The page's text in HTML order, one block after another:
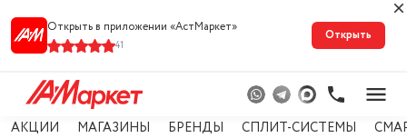
Открыть в приложении «АстМарке‪т‬»
41
Открыть
АКЦИИ МАГАЗИНЫ БРЕНДЫ СПЛИТ-СИСТЕМЫ